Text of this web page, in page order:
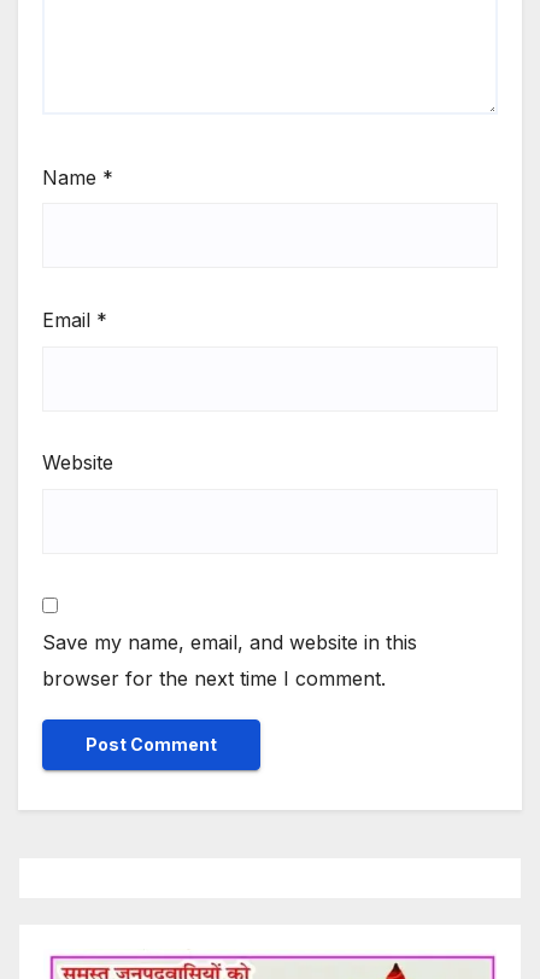
Name *
Email *
Website
Save my name, email, and website in this
browser for the next time I comment.